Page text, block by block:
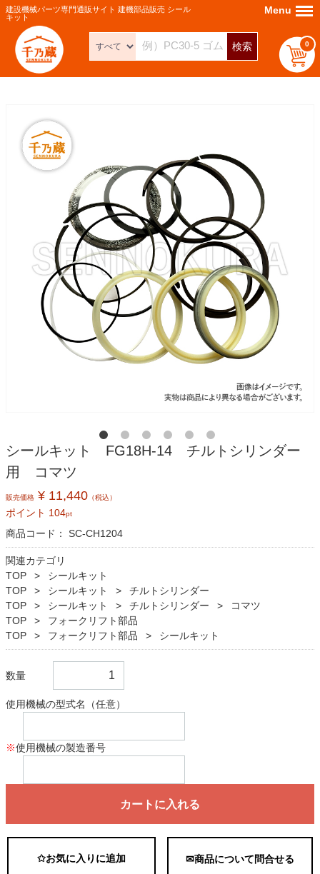
建設機械パーツ専門通販サイト 建機部品販売 シール
キット
検索 0
Menu Menu
シールキット FG18H-14 チルトシリンダー
用 コマツ
販売価格 ¥ 11,440 （税込）
ポイント 104pt
商品コード： SC-CH1204
関連カテゴリ
TOP
シールキット
TOP
シールキット
チルトシリンダー
TOP
シールキット チルトシリンダー
コマツ
TOP
フォークリフト部品
TOP
フォークリフト部品 シールキット
数量
使用機械の型式名（任意）
※使用機械の製造番号
カートに入れる
✩お気に入りに追加 ✉商品について問合せる